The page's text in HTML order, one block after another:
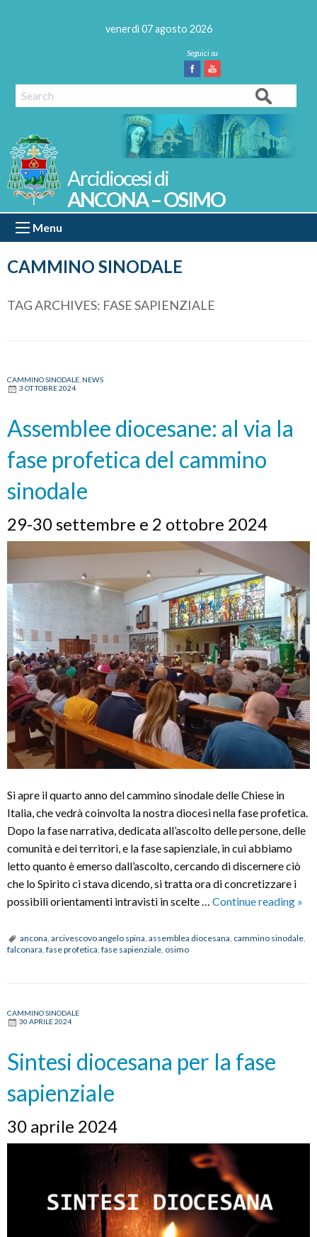
venerdì 07 agosto 2026
Facebook
Youtube
Search
CAMMINO SINODALE
ANCONA – OSIMO
Menu
TAG ARCHIVES: FASE SAPIENZIALE
CAMMINO SINODALE NEWS
3 OTTOBRE 2024
Assemblee diocesane: al via la
fase profetica del cammino
sinodale
29-30 settembre e 2 ottobre 2024
Si apre il quarto anno del cammino sinodale delle Chiese in
Italia, che vedrà coinvolta la nostra diocesi nella fase profetica.
Dopo la fase narrativa, dedicata all’ascolto delle persone, delle
comunità e dei territori, e la fase sapienziale, in cui abbiamo
letto quanto è emerso dall’ascolto, cercando di discernere ciò
che lo Spirito ci stava dicendo, si tratta ora di concretizzare i
possibili orientamenti intravisti in scelte … Continue reading
al
»
ancona arcivescovo angelo spina assemblea diocesana cammino sinodale
falconara fase profetica fase sapienziale osimo
CAMMINO SINODALE
30 APRILE 2024
Sintesi diocesana per la fase
sapienziale
30 aprile 2024